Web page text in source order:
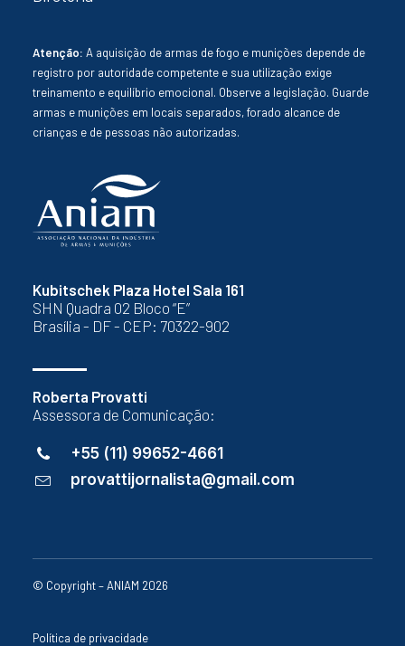
Kubitschek Plaza Hotel Sala 161
SHN Quadra 02 Bloco “E”
Brasília - DF - CEP: 70322-902
Roberta Provatti
Assessora de Comunicação:
+55 (11) 99652-4661
provattijornalista@gmail.com
Atenção: A aquisição de armas de fogo e munições depende de
registro por autoridade competente e sua utilização exige
treinamento e equilíbrio emocional. Observe a legislação. Guarde
armas e munições em locais separados, forado alcance de
crianças e de pessoas não autorizadas.
© Copyright – ANIAM 2026
Política de privacidade